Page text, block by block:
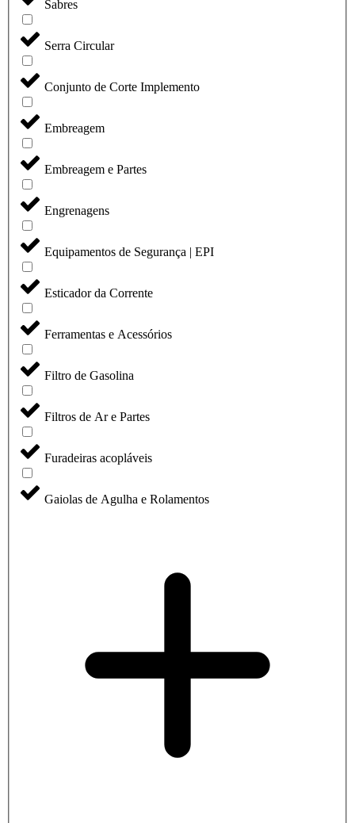
Sabres
Serra Circular
Conjunto de Corte Implemento
Embreagem
Embreagem e Partes
Engrenagens
Equipamentos de Segurança | EPI
Esticador da Corrente
Ferramentas e Acessórios
Filtro de Gasolina
Filtros de Ar e Partes
Furadeiras acopláveis
Gaiolas de Agulha e Rolamentos